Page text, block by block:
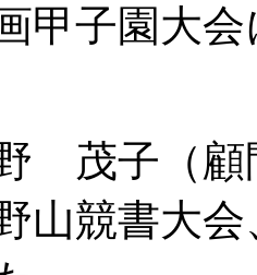
甲子園大
茂子（顧
山競書大